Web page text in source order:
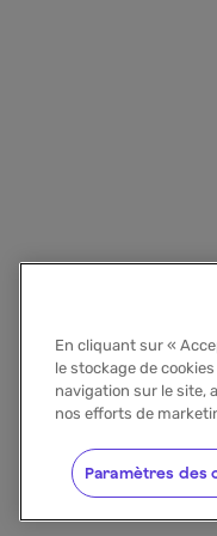
En cliquant sur «
le stockage de
navigation sur le site,
nos efforts de
Paramètres des